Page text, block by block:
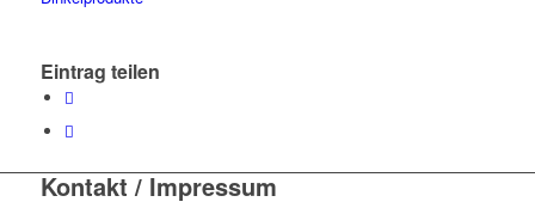
Eintrag teilen
Kontakt / Impressum